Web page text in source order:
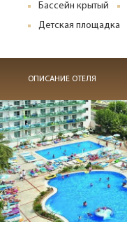
Бассейн крытый
Детская площадка
ОПИСАНИЕ ОТЕЛЯ